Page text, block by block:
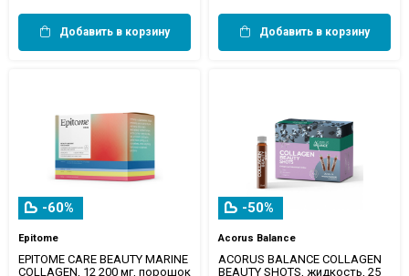
Добавить в корзину Добавить в корзину
-60%
Epitome
EPITOME CARE BEAUTY MARINE
COLLAGEN, 12 200 мг, порошок
-50%
Acorus Balance
ACORUS BALANCE COLLAGEN
BEAUTY SHOTS, жидкость, 25